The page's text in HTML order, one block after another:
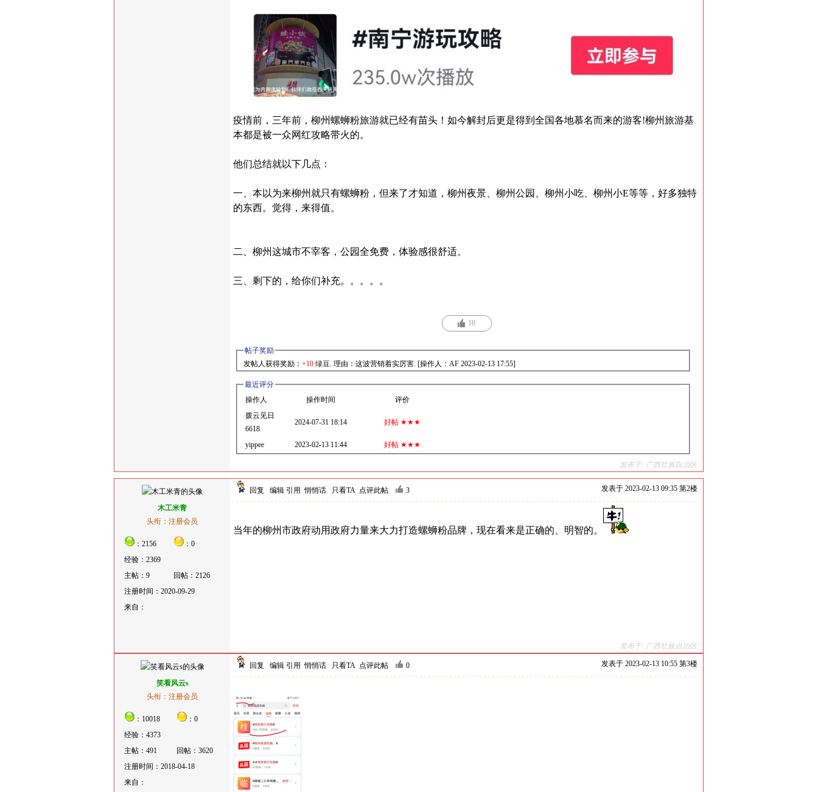
疫情前，三年前，柳州螺蛳粉旅游就已经有苗头！如今解封后更是得到全国各地慕名而来的游客!柳州旅游基
本都是被一众网红攻略带火的。
他们总结就以下几点：
一、本以为来柳州就只有螺蛳粉，但来了才知道，柳州夜景、柳州公园、柳州小吃、柳州小E等等，好多独特
的东西。觉得，来得值。
二、柳州这城市不宰客，公园全免费，体验感很舒适。
三、剩下的，给你们补充。。。。。
10
帖子奖励
发帖人获得奖励： +10 绿豆. 理由：这波营销着实厉害. [操作人：AF 2023-02-13 17:55]
最近评分
操作人
操作时间
评价
拨云见日
6618
2024-07-31 18:14 好帖 ★★★
yippee 2023-02-13 11:44 好帖 ★★★
发布于: 广西壮族自治区
木工米青
头衔：注册会员
：2156
：0
经验：2369
主帖：9
回帖：2126
注册时间：2020-09-29
来自：
回复 编辑 引用 悄悄话 只看TA 点评此帖 3 发表于 2023-02-13 09:35 第2楼
当年的柳州市政府动用政府力量来大力打造螺蛳粉品牌，现在看来是正确的、明智的。
发布于: 广西壮族自治区
笑看风云s
头衔：注册会员
：10018
：0
经验：4373
主帖：491
回帖：3620
注册时间：2018-04-18
来自：
回复 编辑 引用 悄悄话 只看TA 点评此帖 0 发表于 2023-02-13 10:55 第3楼